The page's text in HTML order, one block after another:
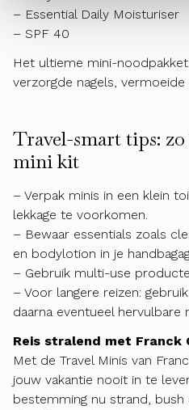
– Essential Daily Moisturiser
– SPF 40
Het ultieme mini-
verzorgde nagels,
Travel-smart tips: zo
mini kit
– Verpak minis in een klein
lekkage te voorkomen.
– Bewaar essentials zoals
en bodylotion in je
– Gebruik multi-use
– Voor langere reizen:
daarna eventueel hervulbare
Reis stralend met Franck
Met de Travel Minis van
jouw vakantie nooit in te
bestemming nu strand,